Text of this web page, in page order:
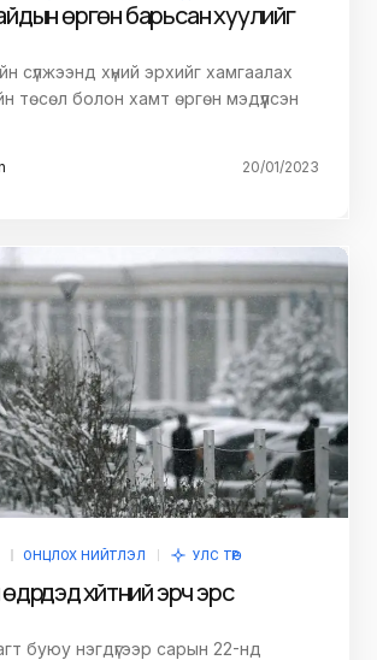
өргөн барьсан хуулийг
сүлжээнд хүний эрхийг хамгаалах
төсөл болон хамт өргөн мэдүүлсэн
20/01/2023
ОНЦЛОХ НИЙТЛЭЛ
УЛС ТӨР
хүйтний эрч эрс
буюу нэгдүгээр сарын 22-нд